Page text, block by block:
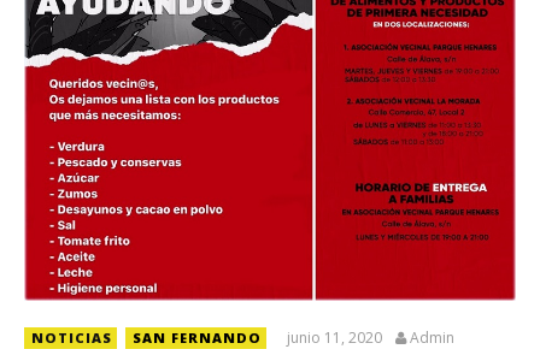
NOTICIAS SAN FERNANDO junio 11, 2020 Admin